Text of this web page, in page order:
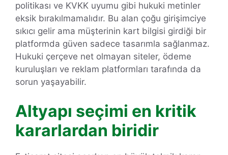
politikası ve KVKK uyumu gibi hukuki metinler
eksik bırakılmamalıdır. Bu alan çoğu girişimciye
sıkıcı gelir ama müşterinin kart bilgisi girdiği bir
platformda güven sadece tasarımla sağlanmaz.
Hukuki çerçeve net olmayan siteler, ödeme
kuruluşları ve reklam platformları tarafında da
sorun yaşayabilir.
Altyapı seçimi en kritik
kararlardan biridir